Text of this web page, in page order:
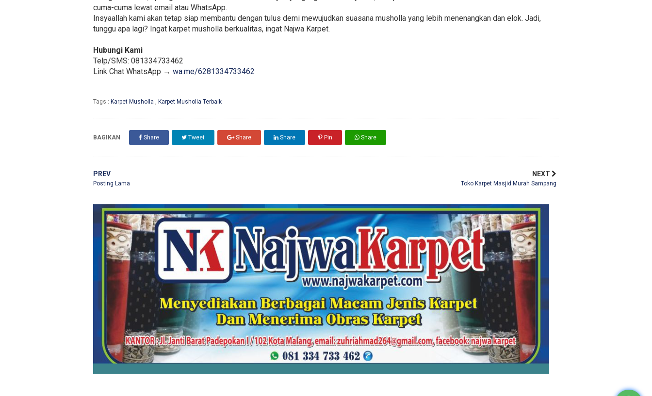
cuma-cuma lewat email atau WhatsApp.
Insyaallah kami akan tetap siap membantu dengan tulus demi mewujudkan suasana musholla yang lebih menenangkan dan elok. Jadi,
tunggu apa lagi? Ingat karpet musholla berkualitas, ingat Najwa Karpet.
Hubungi Kami
Telp/SMS: 081334733462
Link Chat WhatsApp → wa.me/6281334733462
Tags : Karpet Musholla , Karpet Musholla Terbaik
BAGIKAN Share Tweet Share Share Pin Share
PREV
Posting Lama
NEXT
Toko Karpet Masjid Murah Sampang